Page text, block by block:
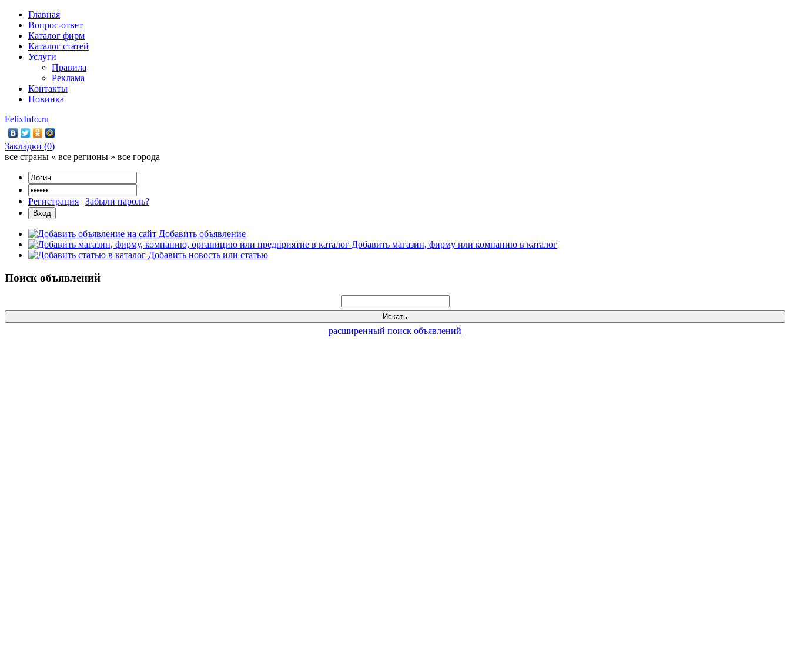
Главная
Вопрос-ответ
Каталог фирм
Каталог статей
Услуги
Правила
Реклама
Контакты
Новинка
FelixInfo.ru
Закладки (0)
все страны » все регионы » все города
Регистрация | Забыли пароль?
Добавить объявление
Добавить магазин, фирму или компанию в каталог
Добавить новость или статью
Поиск объявлений
расширенный поиск объявлений